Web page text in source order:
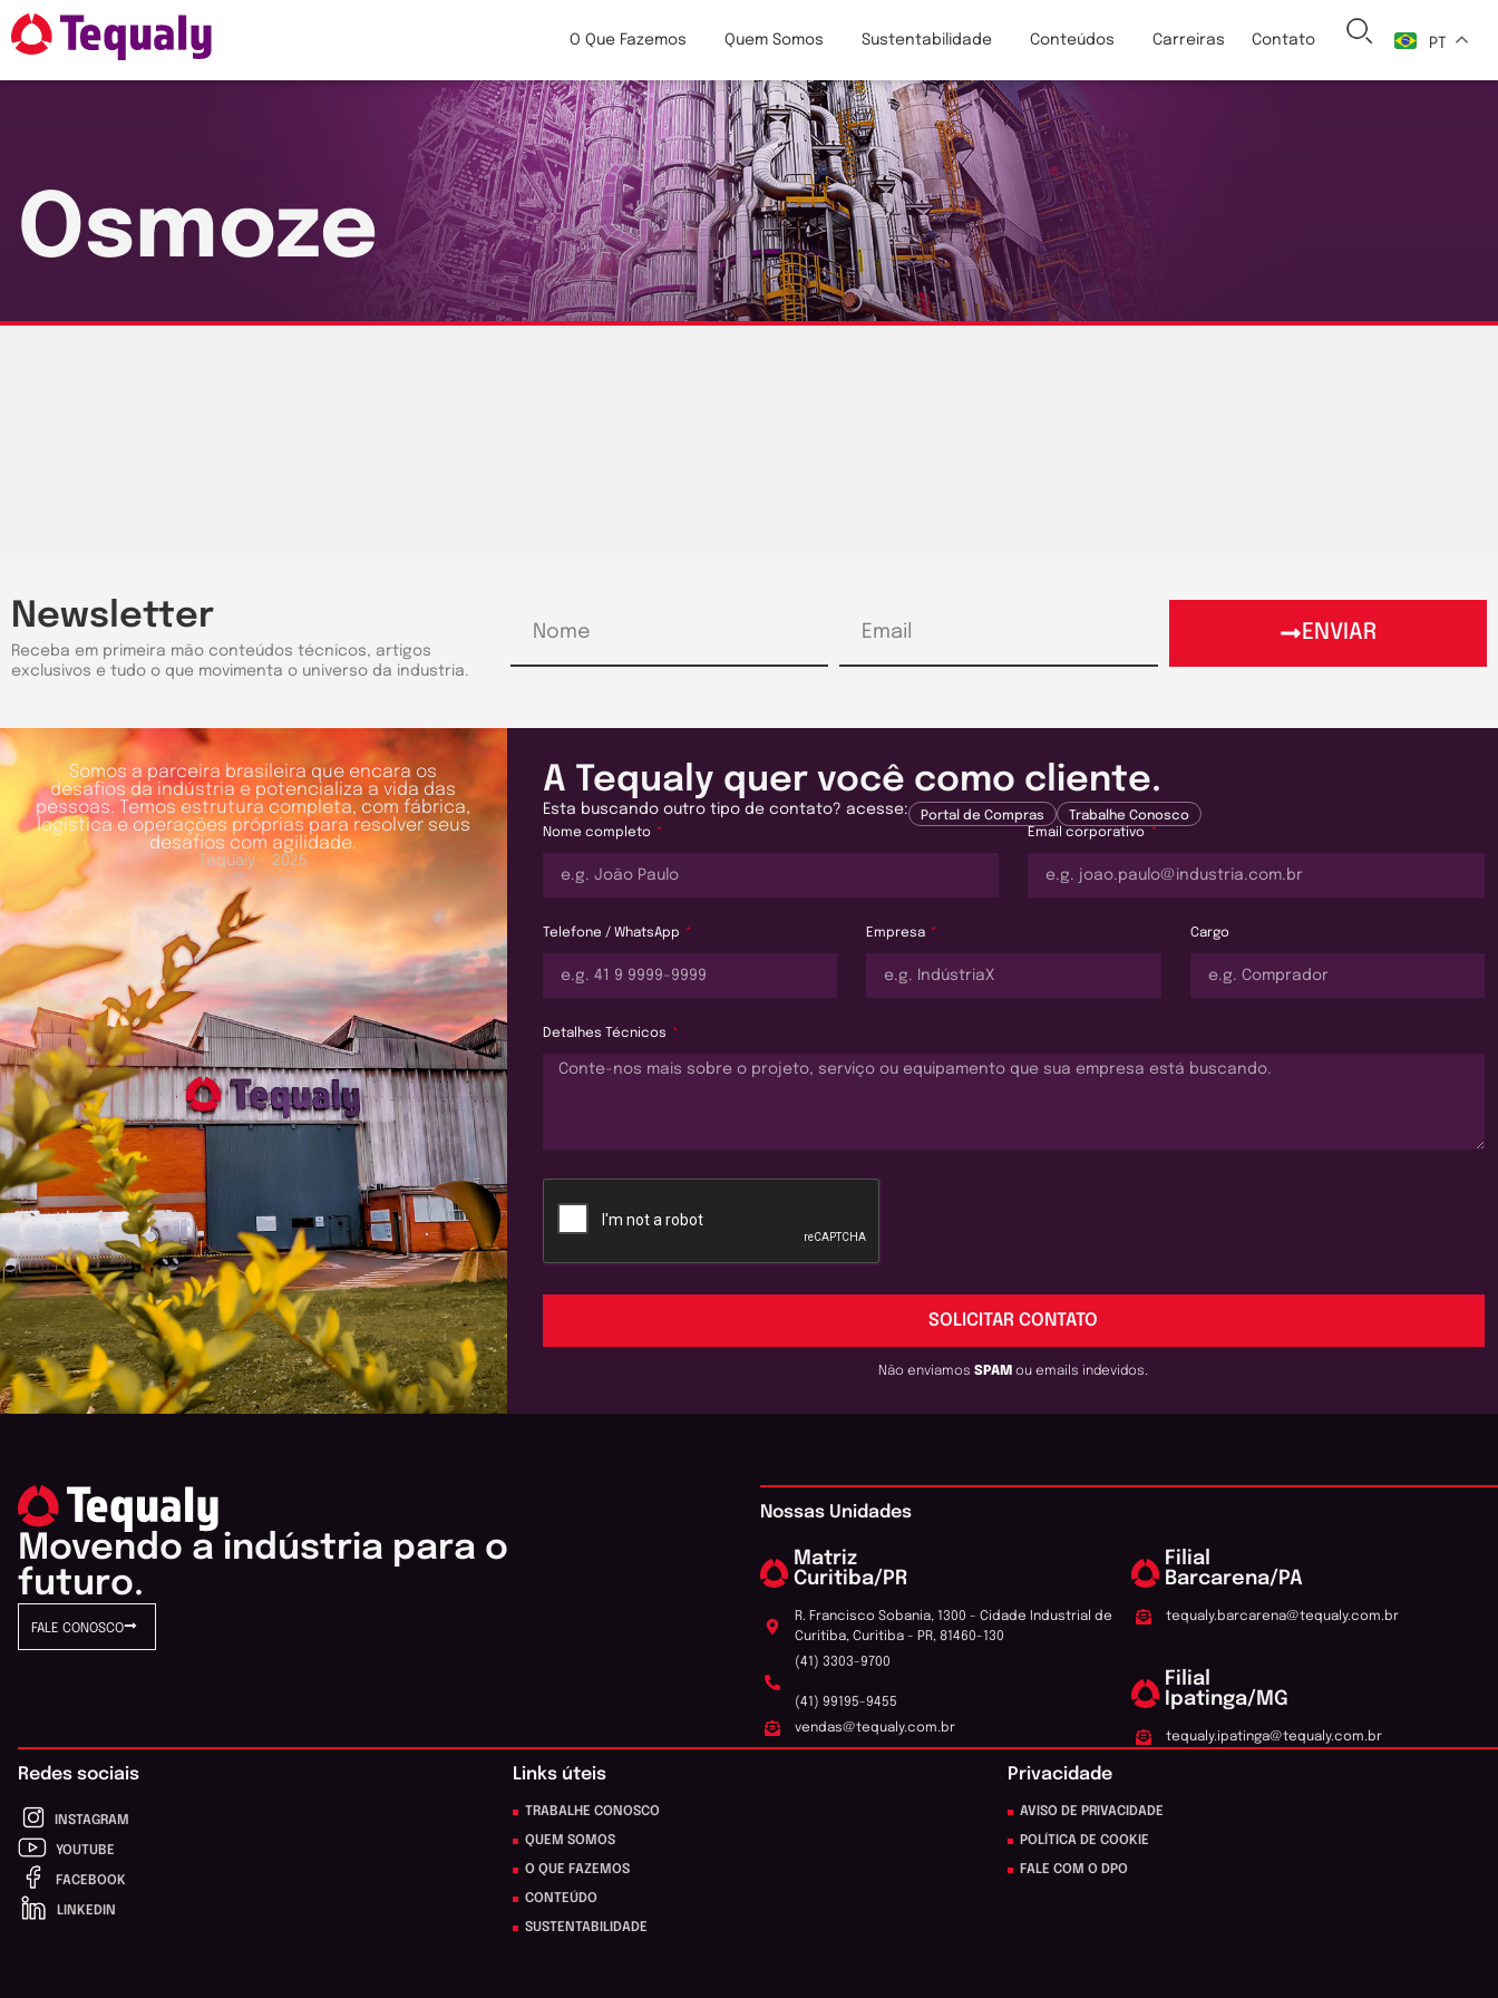
O Que Fazemos Quem Somos Sustentabilidade Conteúdos Carreiras Contato PT
Osmoze
Newsletter
Receba em primeira mão conteúdos técnicos, artigos
exclusivos e tudo o que movimenta o universo da industria.
ENVIAR
Somos a parceira brasileira que encara os
desafios da indústria e potencializa a vida das
pessoas. Temos estrutura completa, com fábrica,
logística e operações próprias para resolver seus
desafios com agilidade.
Tequaly - 2025
A Tequaly quer você como cliente.
Esta buscando outro tipo de contato? acesse: Portal de Compras
Trabalhe Conosco
Nome completo
Email corporativo
Telefone / WhatsApp Empresa Cargo
Detalhes Técnicos
SOLICITAR CONTATO
Não enviamosSPAMou emails indevidos.
Movendo a indústria para o
futuro.
FALE CONOSCO
Nossas Unidades
Matriz
Curitiba/PR
R. Francisco Sobania, 1300 - Cidade Industrial de
Curitiba, Curitiba - PR, 81460-130
(41) 3303-9700
(41) 99195-9455
vendas@tequaly.com.br
Filial
Barcarena/PA
tequaly.barcarena@tequaly.com.br
Filial
Ipatinga/MG
tequaly.ipatinga@tequaly.com.br
Redes sociais
INSTAGRAM
YOUTUBE
FACEBOOK
LINKEDIN
Links úteis
TRABALHE CONOSCO
QUEM SOMOS
O QUE FAZEMOS
CONTEÚDO
SUSTENTABILIDADE
Privacidade
AVISO DE PRIVACIDADE
POLÍTICA DE COOKIE
FALE COM O DPO